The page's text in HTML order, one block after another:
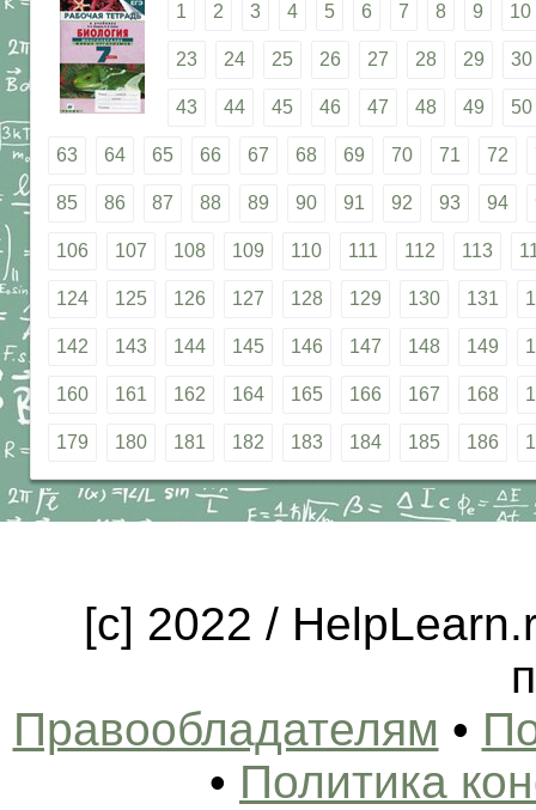
1 2 3 4 5 6 7 8 9 10
23 24 25 26 27 28 29 30
43 44 45 46 47 48 49 50
63 64 65 66 67 68 69 70 71 72
85 86 87 88 89 90 91 92 93 94
106 107 108 109 110 111 112 113
124 125 126 127 128 129 130 131
142 143 144 145 146 147 148 149
160 161 162 164 165 166 167 168
179 180 181 182 183 184 185 186
[c] 2022 /
Правообладателям •
• Политика